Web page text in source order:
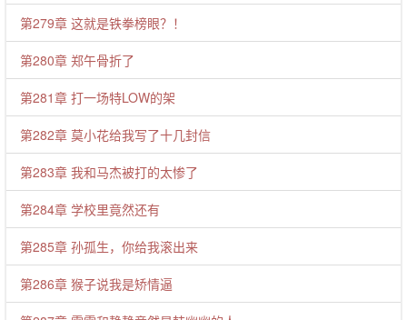
第279章 这就是铁拳榜眼？！
第280章 郑午骨折了
第281章 打一场特LOW的架
第282章 莫小花给我写了十几封信
第283章 我和马杰被打的太惨了
第284章 学校里竟然还有
第285章 孙孤生，你给我滚出来
第286章 猴子说我是矫情逼